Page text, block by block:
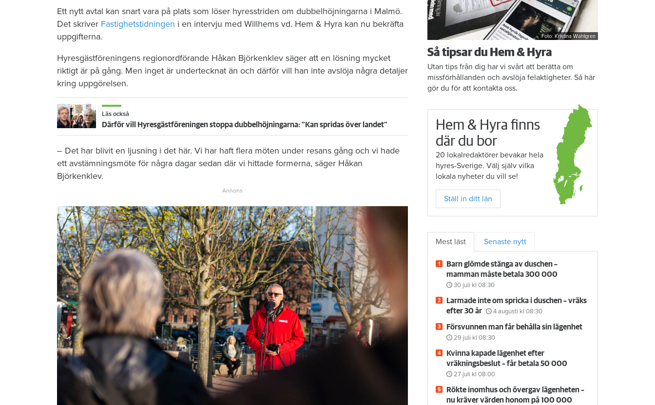
Ett nytt avtal kan snart vara på plats som löser hyresstriden om dubbelhöjningarna i Malmö.
Det skriver Fastighetstidningen i en intervju med Willhems vd. Hem & Hyra kan nu bekräfta
uppgifterna.
Hyresgästföreningens regionordförande Håkan Björkenklev säger att en lösning mycket
riktigt är på gång. Men inget är undertecknat än och därför vill han inte avslöja några detaljer
kring uppgörelsen.
Läs också
Därför vill Hyresgästföreningen stoppa dubbelhöjningarna: "Kan spridas över landet"
– Det har blivit en ljusning i det här. Vi har haft flera möten under resans gång och vi hade
ett avstämningsmöte för några dagar sedan där vi hittade formerna, säger Håkan
Björkenklev.
Foto: Kristina Wahlgren
Så tipsar du Hem & Hyra
Utan tips från dig har vi svårt att berätta om
missförhållanden och avslöja felaktigheter. Så här
gör du för att kontakta oss.
Hem & Hyra finns
där du bor
20 lokalredaktörer bevakar hela
hyres-Sverige. Välj själv vilka
lokala nyheter du vill se!
Ställ in ditt län
Mest läst Senaste nytt
Barn glömde stänga av duschen –
mamman måste betala 300 000
30 juli kl 08:30
Larmade inte om spricka i duschen – vräks
efter 30 år
4 augusti kl 08:30
Försvunnen man får behålla sin lägenhet
29 juli kl 08:30
Kvinna kapade lägenhet efter
vräkningsbeslut – får betala 50 000
27 juli kl 08:00
Rökte inomhus och övergav lägenheten –
nu kräver värden honom på 100 000